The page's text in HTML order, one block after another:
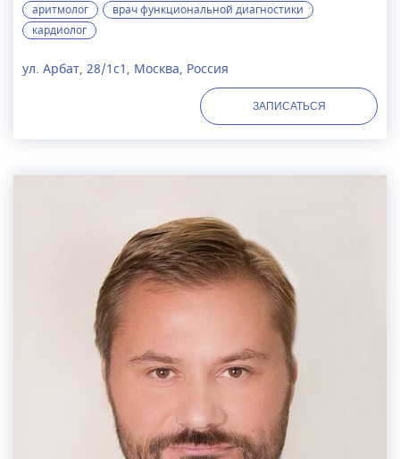
аритмолог
врач функциональной диагностики
кардиолог
ул. Арбат, 28/1с1, Москва, Россия
ЗАПИСАТЬСЯ